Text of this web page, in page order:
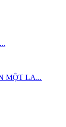
MỘT LA...